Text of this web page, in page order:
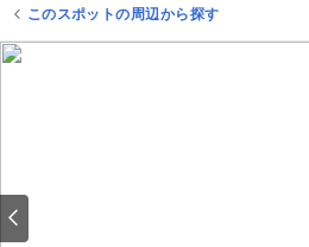
このスポットの周辺から探す